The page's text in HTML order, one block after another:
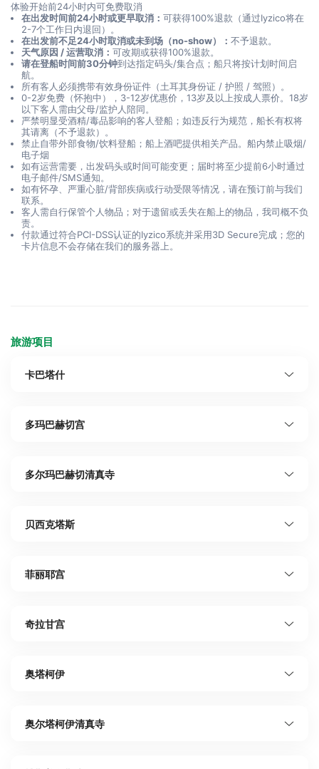
体验开始前24小时内可免费取消
在出发时间前24小时或更早取消： 可获得100%退款（通过Iyzico将在
2-7个工作日内退回）。
在出发前不足24小时取消或未到场（no-show）： 不予退款。
天气原因 / 运营取消： 可改期或获得100%退款。
请在登船时间前30分钟到达指定码头/集合点；船只将按计划时间启
航。
所有客人必须携带有效身份证件（土耳其身份证 / 护照 / 驾照）。
0-2岁免费（怀抱中），3-12岁优惠价，13岁及以上按成人票价。18岁
以下客人需由父母/监护人陪同。
严禁明显受酒精/毒品影响的客人登船；如违反行为规范，船长有权将
其请离（不予退款）。
禁止自带外部食物/饮料登船；船上酒吧提供相关产品。船内禁止吸烟/
电子烟
如有运营需要，出发码头或时间可能变更；届时将至少提前6小时通过
电子邮件/SMS通知。
如有怀孕、严重心脏/背部疾病或行动受限等情况，请在预订前与我们
联系。
客人需自行保管个人物品；对于遗留或丢失在船上的物品，我司概不负
责。
付款通过符合PCI-DSS认证的Iyzico系统并采用3D Secure完成；您的
卡片信息不会存储在我们的服务器上。
旅游项目
卡巴塔什
多玛巴赫切宫
多尔玛巴赫切清真寺
贝西克塔斯
菲丽耶宫
奇拉甘宫
奥塔柯伊
奥尔塔柯伊清真寺